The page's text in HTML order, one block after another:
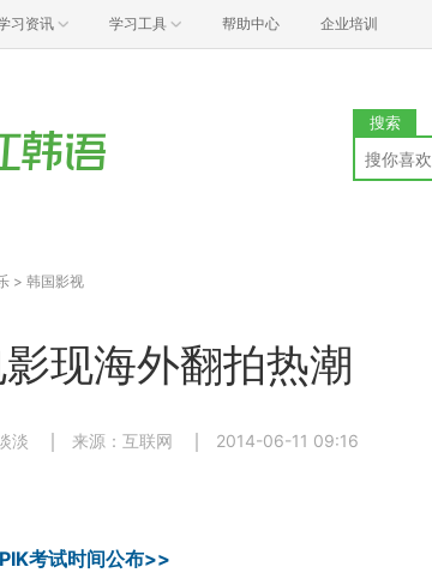
习资讯 学习工具 帮助中心 企业培训
搜索
> 韩国影视
现海外翻拍热潮
淡 来源：互联网 2014-06-11 09:16
考试时间公布>>